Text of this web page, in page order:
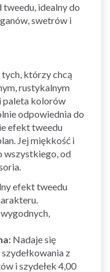
idealny do
swetrów i
tych, którzy chcą
rustykalnym
paleta kolorów
odpowiednia do
efekt tweedu
Jej miękkość i
wszystkiego, od
efekt tweedu
Nadaje się
z
i szydełek 4,00